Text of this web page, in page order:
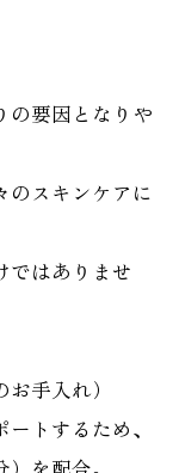
の要因となりや
のスキンケアに
はありませ
手入れ）
トするため、